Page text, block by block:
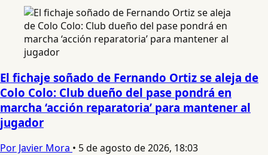
El fichaje soñado de Fernando Ortiz se aleja de
Colo Colo: Club dueño del pase pondrá en
marcha ‘acción reparatoria’ para mantener al
jugador
Por Javier Mora • 5 de agosto de 2026, 18:03